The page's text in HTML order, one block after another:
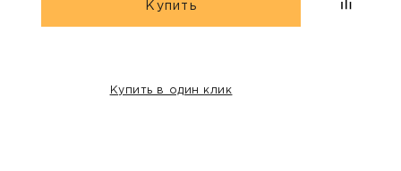
Купить
Купить в один клик